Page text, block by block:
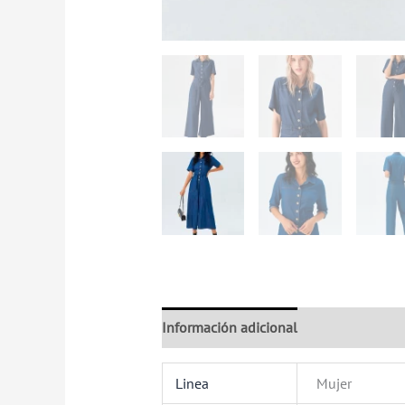
Información adicional
Linea Mujer